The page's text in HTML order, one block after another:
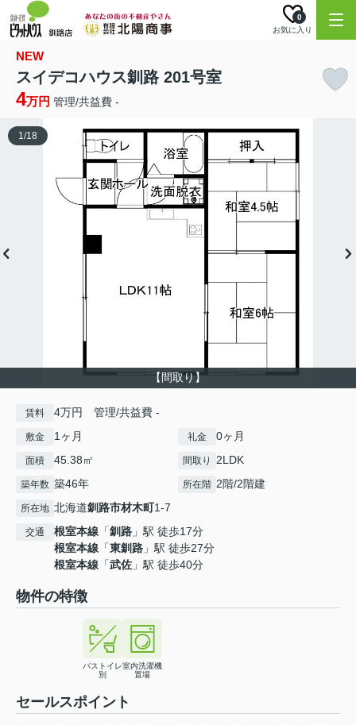
お気に入り
0
NEW
スイデコハウス釧路 201号室
4万円 管理/共益費 -
【間取り】
1/18
賃料 4万円 管理/共益費 -
敷金 1ヶ月 礼金 0ヶ月
面積 45.38㎡ 間取り 2LDK
築年数 築46年 所在階 2階/2階建
所在地 北海道釧路市材木町1-7
交通 根室本線 「釧路 」駅 徒歩17分
根室本線 「東釧路 」駅 徒歩27分
根室本線 「武佐 」駅 徒歩40分
物件の特徴
バストイレ
別
室内洗濯機
置場
セールスポイント